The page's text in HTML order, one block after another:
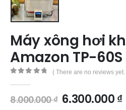
Máy xông hơi
Amazon TP-60S
( There are no reviews yet.
8.000.000₫ 6.300.000₫